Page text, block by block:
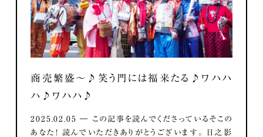
商売繁盛～♪笑う門には福来たる♪ワハハ
ハ♪ワハハ♪
2025.02.05 ― この記事を読んでくださっているそこの
あなた！ 読んでいただきありがとうございます。 日之影